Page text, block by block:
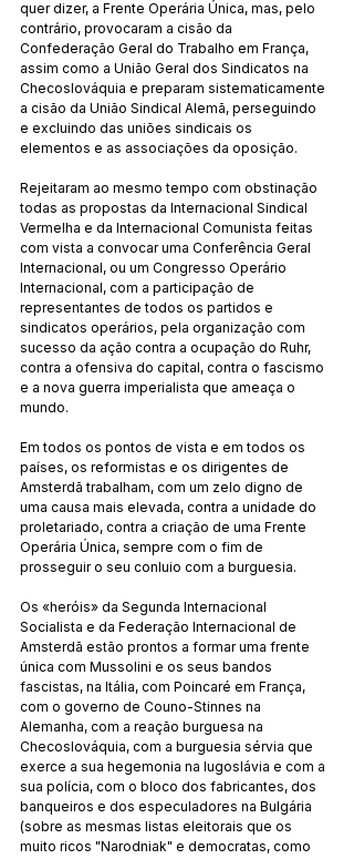
quer dizer, a Frente Operária Única, mas, pelo
contrário, provocaram a cisão da
Confederação Geral do Trabalho em França,
assim como a União Geral dos Sindicatos na
Checoslováquia e preparam sistematicamente
a cisão da União Sindical Alemã, perseguindo
e excluindo das uniões sindicais os
elementos e as associações da oposição.
Rejeitaram ao mesmo tempo com obstinação
todas as propostas da Internacional Sindical
Vermelha e da Internacional Comunista feitas
com vista a convocar uma Conferência Geral
Internacional, ou um Congresso Operário
Internacional, com a participação de
representantes de todos os partidos e
sindicatos operários, pela organização com
sucesso da ação contra a ocupação do Ruhr,
contra a ofensiva do capital, contra o fascismo
e a nova guerra imperialista que ameaça o
mundo.
Em todos os pontos de vista e em todos os
países, os reformistas e os dirigentes de
Amsterdã trabalham, com um zelo digno de
uma causa mais elevada, contra a unidade do
proletariado, contra a criação de uma Frente
Operária Única, sempre com o fim de
prosseguir o seu conluio com a burguesia.
Os «heróis» da Segunda Internacional
Socialista e da Federação Internacional de
Amsterdã estão prontos a formar uma frente
única com Mussolini e os seus bandos
fascistas, na Itália, com Poincaré em França,
com o governo de Couno-Stinnes na
Alemanha, com a reação burguesa na
Checoslováquia, com a burguesia sérvia que
exerce a sua hegemonia na Iugoslávia e com a
sua polícia, com o bloco dos fabricantes, dos
banqueiros e dos especuladores na Bulgária
(sobre as mesmas listas eleitorais que os
muito ricos "Narodniak" e democratas, como